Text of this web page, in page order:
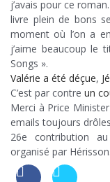
j’avais pour ce
livre plein de bons
moment où l’on a
j’aime beaucoup le
Songs ».
Valérie a été déçue,
C’est par contre un
Merci à Price
emails toujours
26e contribution
organisé par Hérisson.